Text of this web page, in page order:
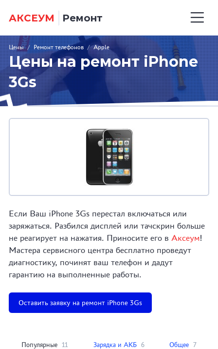
АКСЕУМ Ремонт
Цены / Ремонт телефонов / Apple
Цены на ремонт iPhone
3Gs
Если Ваш iPhone 3Gs перестал включаться или
заряжаться. Разбился дисплей или тачскрин больше
не реагирует на нажатия. Приносите его в Аксеум!
Мастера сервисного центра бесплатно проведут
диагностику, починят ваш телефон и дадут
гарантию на выполненные работы.
Оставить заявку на ремонт iPhone 3Gs
Популярные 11 Зарядка и АКБ 6 Общее 7